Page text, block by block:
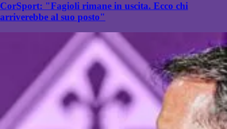
CorSport: "Fagioli rimane in uscita. Ecco chi
arriverebbe al suo posto"